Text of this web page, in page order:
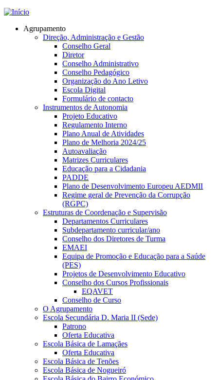
Jump to navigation
Agrupamento
Direção, Administração e Gestão
Conselho Geral
Diretor
Conselho Administrativo
Conselho Pedagógico
Organização do Ano Letivo
Escola Digital
Formulário de contacto
Instrumentos de Autonomia
Projeto Educativo
Regulamento Interno
Plano Anual de Atividades
Plano de Melhoria 2024/25
Autoavaliação
Matrizes Curriculares
Educação para a Cidadania
PADDE
Plano de Desenvolvimento Europeu AEDMII
Regime geral de Prevenção da Corrupção
(RGPC)
Estruturas de Coordenação e Supervisão
Departamentos Curriculares
Subdepartamento curricular/ano
Conselho dos Diretores de Turma
EMAEI
Equipa de Promoção e Educação para a Saúde
(PES)
Projetos de Desenvolvimento Educativo
Conselho dos Cursos Profissionais
EQAVET
Conselho de Curso
O Agrupamento
Escola Secundária D. Maria II (Sede)
Patrono
Oferta Educativa
Escola Básica de Lamaçães
Oferta Educativa
Escola Básica de Tenões
Escola Básica de Nogueiró